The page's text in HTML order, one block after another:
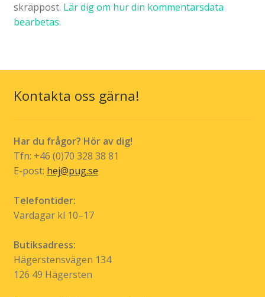
skräppost. Lär dig om hur din kommentarsdata
bearbetas.
Kontakta oss gärna!
Har du frågor? Hör av dig!
Tfn: +46 (0)70 328 38 81
E-post: hej@pug.se
Telefontider:
Vardagar kl 10–17
Butiksadress:
Hägerstensvägen 134
126 49 Hägersten